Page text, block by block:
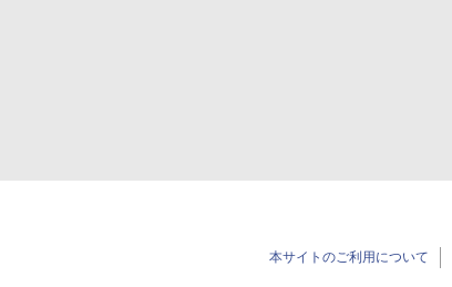
本サイトのご利用について